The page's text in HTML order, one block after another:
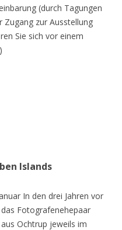
(durch Tagungen
Zugang zur Ausstellung
Sie sich vor einem
Islands
In den drei Jahren vor
Fotografenehepaar
Ochtrup jeweils im